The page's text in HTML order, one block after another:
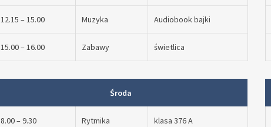
12.15 – 15.00 Muzyka Audiobook bajki
15.00 – 16.00 Zabawy świetlica
Środa
8.00 – 9.30 Rytmika klasa 376 A